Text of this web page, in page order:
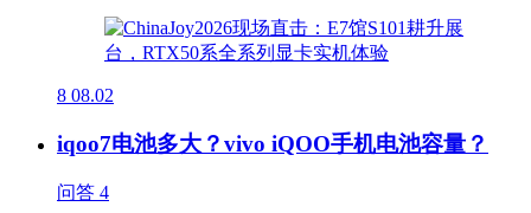
8 08.02
iqoo7电池多大？vivo iQOO手机电池容量？
问答 4